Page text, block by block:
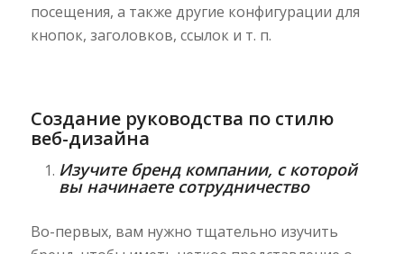
посещения, а также другие конфигурации для
кнопок, заголовков, ссылок и т. п.
Создание руководства по стилю
веб-дизайна
Изучите бренд компании, с которой
вы начинаете сотрудничество
Во-первых, вам нужно тщательно изучить